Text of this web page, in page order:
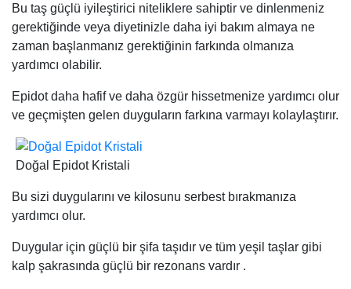
Bu taş güçlü iyileştirici niteliklere sahiptir ve dinlenmeniz
gerektiğinde veya diyetinizle daha iyi bakım almaya ne
zaman başlanmanız gerektiğinin farkında olmanıza
yardımcı olabilir.
Epidot daha hafif ve daha özgür hissetmenize yardımcı olur
ve geçmişten gelen duyguların farkına varmayı kolaylaştırır.
Doğal Epidot Kristali
Bu sizi duygularını ve kilosunu serbest bırakmanıza
yardımcı olur.
Duygular için güçlü bir şifa taşıdır ve tüm yeşil taşlar gibi
kalp şakrasında güçlü bir rezonans vardır .